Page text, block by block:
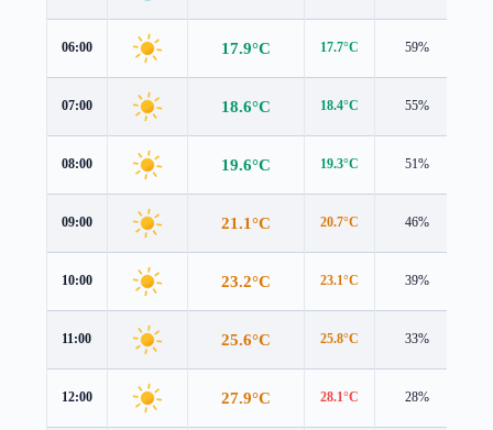
06:00 17.9°C 17.7°C 59%
07:00 18.6°C 18.4°C 55%
08:00 19.6°C 19.3°C 51%
09:00 21.1°C 20.7°C 46%
10:00 23.2°C 23.1°C 39%
11:00 25.6°C 25.8°C 33%
12:00 27.9°C 28.1°C 28%